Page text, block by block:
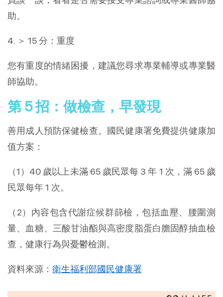
助。
4. ＞ 15 分：重度
您有重度的情緒困擾，建議您尋求專業輔導或專業醫
師協助。
第 5 招：做檢查，早發現
善用成人預防保健檢查。國民健康署免費提供健康加
值方案：
（1）40 歲以上未滿 65 歲民眾每 3 年 1 次，滿 65 歲
民眾每年 1 次。
（2）內容包含代謝症候群篩檢，包括血壓、腰圍測
量、血糖、三酸甘油酯與高密度脂蛋白膽固醇抽血檢
查，健康行為與憂鬱檢測。
資料來源： 衛生福利部國民健康署